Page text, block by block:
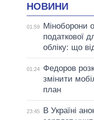
НОВИНИ
01:59
Міноборони
податкової
обліку: що
01:24
Федоров
змінити
план
23:45
В Україні